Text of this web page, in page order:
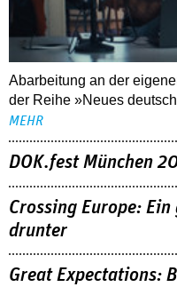
Abarbeitung an der
der Reihe »Neues
MEHR
DOK.fest München
Crossing Europe:
drunter
Great Expectations: